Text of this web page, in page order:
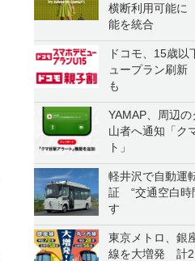
横断利用可能
能を統合
ドコモ、15歳以
ュープラン刷新
も
YAMAP、周辺
山者へ通知「ク
ト」
軽井沢で自動運
証 “交通空白時
す
東京メトロ、銀
線を大増発 計